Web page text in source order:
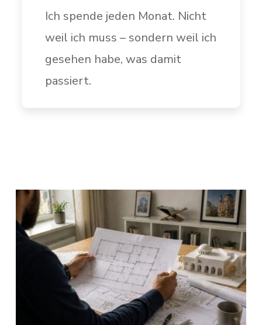
Ich spende jeden Monat. Nicht
weil ich muss – sondern weil ich
gesehen habe, was damit
passiert.